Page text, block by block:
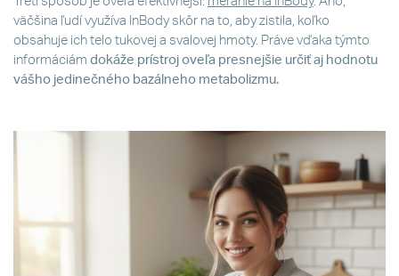
väčšina ľudí využíva InBody skôr na to, aby zistila, koľko
obsahuje ich telo tukovej a svalovej hmoty. Práve vďaka týmto
informáciám dokáže prístroj oveľa presnejšie určiť aj hodnotu
vášho jedinečného bazálneho metabolizmu.